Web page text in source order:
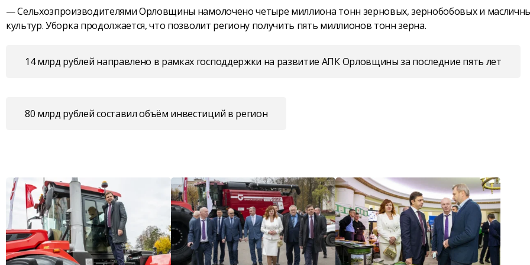
— Сельхозпроизводителями Орловщины намолочено четыре миллиона тонн зерновых, зернобобовых и
культур. Уборка продолжается, что позволит региону получить пять миллионов тонн зерна.
14 млрд рублей направлено в рамках господдержки на развитие АПК Орловщины за последние пять лет
80 млрд рублей составил объём инвестиций в регион